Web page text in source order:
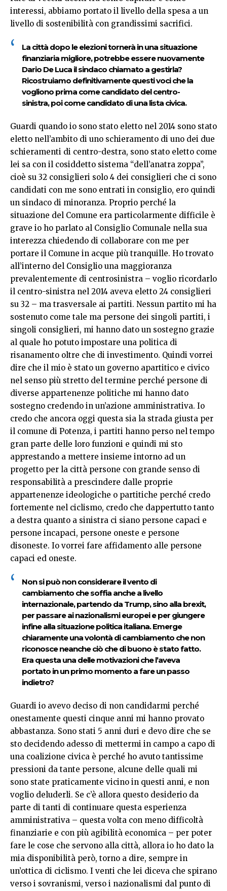
interessi, abbiamo portato il livello della spesa a un
livello di sostenibilità con grandissimi sacrifici.
La città dopo le elezioni tornerà in una situazione
finanziaria migliore, potrebbe essere nuovamente
Dario De Luca il sindaco chiamato a gestirla?
Ricostruiamo definitivamente questi voci che la
vogliono prima come candidato del centro-
sinistra, poi come candidato di una lista civica.
Guardi quando io sono stato eletto nel 2014 sono stato
eletto nell’ambito di uno schieramento di uno dei due
schieramenti di centro-destra, sono stato eletto come
lei sa con il cosiddetto sistema “dell’anatra zoppa”,
cioè su 32 consiglieri solo 4 dei consiglieri che ci sono
candidati con me sono entrati in consiglio, ero quindi
un sindaco di minoranza. Proprio perché la
situazione del Comune era particolarmente difficile è
grave io ho parlato al Consiglio Comunale nella sua
interezza chiedendo di collaborare con me per
portare il Comune in acque più tranquille. Ho trovato
all’interno del Consiglio una maggioranza
prevalentemente di centrosinistra – voglio ricordarlo
il centro-sinistra nel 2014 aveva eletto 24 consiglieri
su 32 – ma trasversale ai partiti. Nessun partito mi ha
sostenuto come tale ma persone dei singoli partiti, i
singoli consiglieri, mi hanno dato un sostegno grazie
al quale ho potuto impostare una politica di
risanamento oltre che di investimento. Quindi vorrei
dire che il mio è stato un governo apartitico e civico
nel senso più stretto del termine perché persone di
diverse appartenenze politiche mi hanno dato
sostegno credendo in un’azione amministrativa. Io
credo che ancora oggi questa sia la strada giusta per
il comune di Potenza, i partiti hanno perso nel tempo
gran parte delle loro funzioni e quindi mi sto
apprestando a mettere insieme intorno ad un
progetto per la città persone con grande senso di
responsabilità a prescindere dalle proprie
appartenenze ideologiche o partitiche perché credo
fortemente nel ciclismo, credo che dappertutto tanto
a destra quanto a sinistra ci siano persone capaci e
persone incapaci, persone oneste e persone
disoneste. Io vorrei fare affidamento alle persone
capaci ed oneste.
Non si può non considerare il vento di
cambiamento che soffia anche a livello
internazionale, partendo da Trump, sino alla brexit,
per passare ai nazionalismi europei e per giungere
infine alla situazione politica italiana. Emerge
chiaramente una volontà di cambiamento che non
riconosce neanche ciò che di buono è stato fatto.
Era questa una delle motivazioni che l’aveva
portato in un primo momento a fare un passo
indietro?
Guardi io avevo deciso di non candidarmi perché
onestamente questi cinque anni mi hanno provato
abbastanza. Sono stati 5 anni duri e devo dire che se
sto decidendo adesso di mettermi in campo a capo di
una coalizione civica è perché ho avuto tantissime
pressioni da tante persone, alcune delle quali mi
sono state praticamente vicino in questi anni, e non
voglio deluderli. Se c’è allora questo desiderio da
parte di tanti di continuare questa esperienza
amministrativa – questa volta con meno difficoltà
finanziarie e con più agibilità economica – per poter
fare le cose che servono alla città, allora io ho dato la
mia disponibilità però, torno a dire, sempre in
un’ottica di ciclismo. I venti che lei diceva che spirano
verso i sovranismi, verso i nazionalismi dal punto di